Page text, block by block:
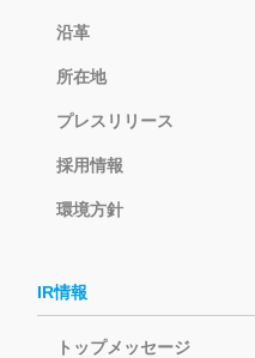
沿革
所在地
プレスリリース
採用情報
環境方針
IR情報
トップメッセージ